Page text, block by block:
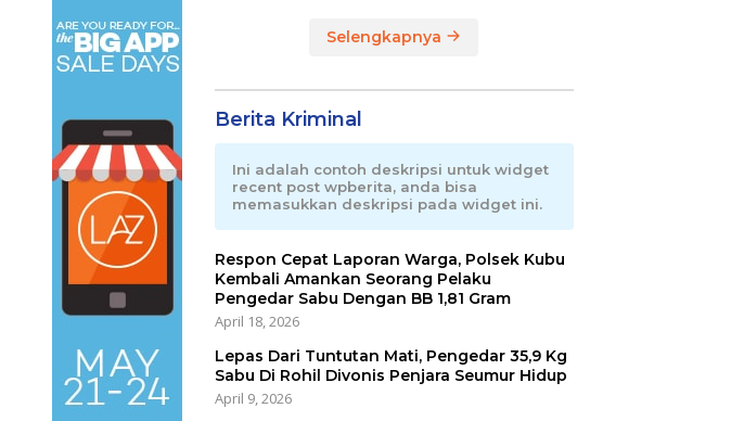
Selengkapnya
Berita Kriminal
Ini adalah contoh deskripsi untuk widget
recent post wpberita, anda bisa
memasukkan deskripsi pada widget ini.
Respon Cepat Laporan Warga, Polsek Kubu
Kembali Amankan Seorang Pelaku
Pengedar Sabu Dengan BB 1,81 Gram
April 18, 2026
Lepas Dari Tuntutan Mati, Pengedar 35,9 Kg
Sabu Di Rohil Divonis Penjara Seumur Hidup
April 9, 2026